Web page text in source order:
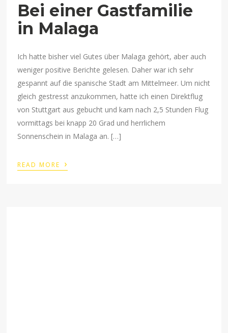
Bei einer Gastfamilie
in Malaga
Ich hatte bisher viel Gutes über Malaga gehört, aber auch
weniger positive Berichte gelesen. Daher war ich sehr
gespannt auf die spanische Stadt am Mittelmeer. Um nicht
gleich gestresst anzukommen, hatte ich einen Direktflug
von Stuttgart aus gebucht und kam nach 2,5 Stunden Flug
vormittags bei knapp 20 Grad und herrlichem
Sonnenschein in Malaga an. […]
READ MORE ›